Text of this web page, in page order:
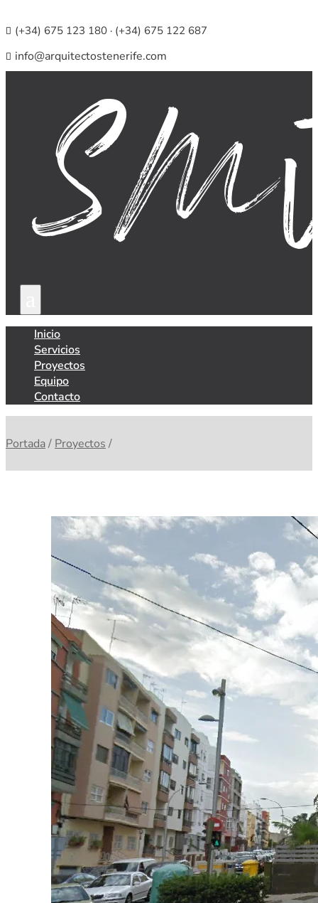
 (+34) 675 123 180 · (+34) 675 122 687
 info@arquitectostenerife.com
Inicio
Servicios
Proyectos
Equipo
Contacto
Portada/ Proyectos /